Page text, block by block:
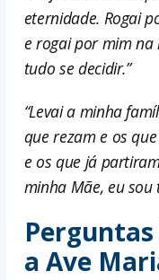
eternidade. Rogai
e rogai por mim
tudo se decidir.”
“Levai a minha
que rezam e os
e os que já
minha Mãe, eu sou
a Ave